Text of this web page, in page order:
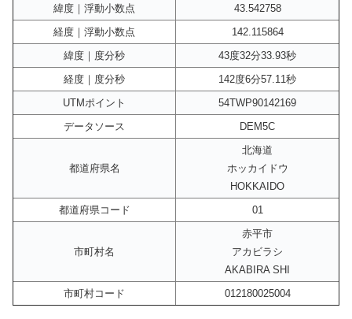
緯度｜浮動小数点
43.542758
経度｜浮動小数点
142.115864
緯度｜度分秒
43度32分33.93秒
経度｜度分秒
142度6分57.11秒
UTMポイント
54TWP90142169
データソース
DEM5C
都道府県名
北海道
ホッカイドウ
HOKKAIDO
都道府県コード
01
市町村名
赤平市
アカビラシ
AKABIRA SHI
市町村コード
012180025004